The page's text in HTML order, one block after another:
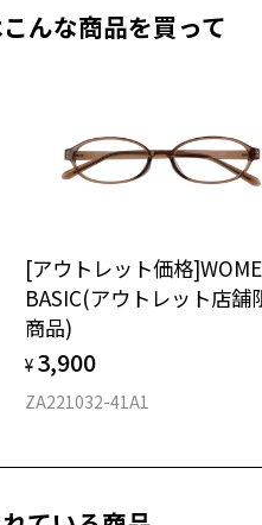
を確認するには？
質保証
、保証期間は初期の期間から
ために、定期的な視
す。
料
換券」をお選びのうえ、
お買い求めください。
「レンズ交換券」はお選び
へ＞
購入して、
選びいただくと、実店舗で
（標準セットレンズ）へ無
定いただけます（無料）。
んな商品を買って
[アウトレット価格
BASIC(アウトレット店舗
商品)
¥ 3,900
ZA221032-41A1